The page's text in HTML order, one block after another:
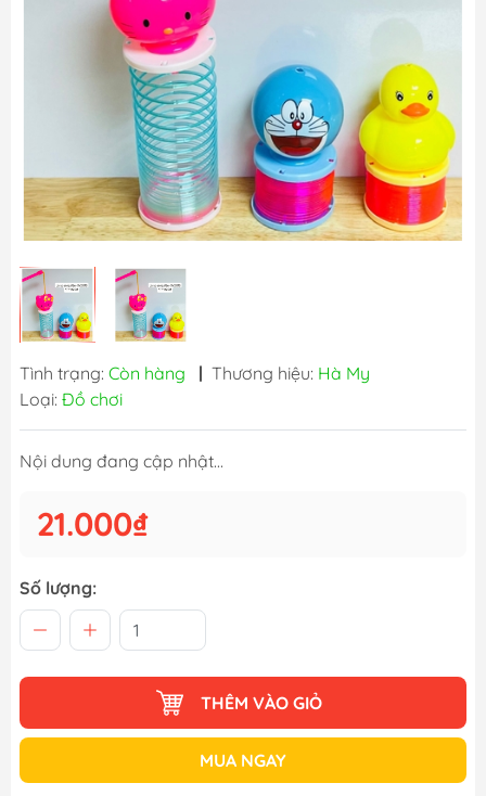
Tình trạng: Còn hàng | Thương hiệu: Hà My
Loại: Đồ chơi
Nội dung đang cập nhật...
21.000₫
Số lượng:
THÊM VÀO GIỎ
MUA NGAY